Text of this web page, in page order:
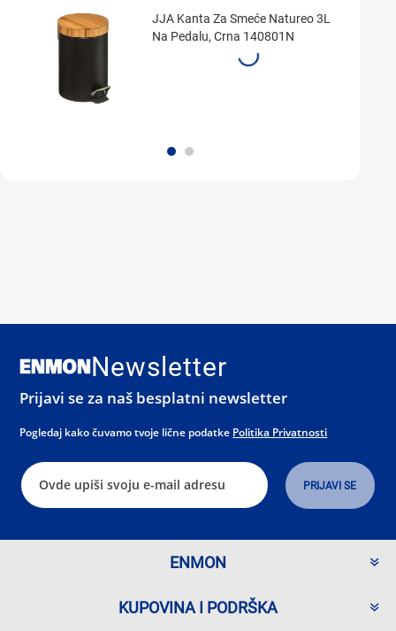
JJA Kanta Za Smeće Natureo 3L
Na Pedalu, Crna 140801N
Newsletter
Prijavi se za naš besplatni newsletter
Pogledaj kako čuvamo tvoje lične podatke Politika Privatnosti
ENMON
KUPOVINA I PODRŠKA